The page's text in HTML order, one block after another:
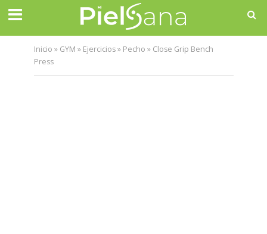
Inicio » GYM » Ejercicios» Pecho » Close Grip Bench
Press